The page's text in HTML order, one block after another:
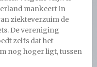
mankeert in
ziekteverzuim de
De vereniging
zelfs dat het
nog hoger ligt, tussen